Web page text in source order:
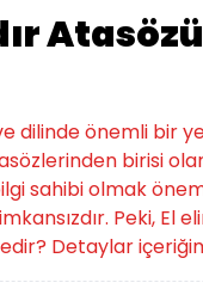
dilinde önemli bir
birisi
sahibi olmak
Peki, El
Detaylar